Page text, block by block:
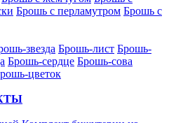
Брошь с перламутром Брошь с
звезда Брошь-лист Брошь-
Брошь-сердце Брошь-сова
цветок